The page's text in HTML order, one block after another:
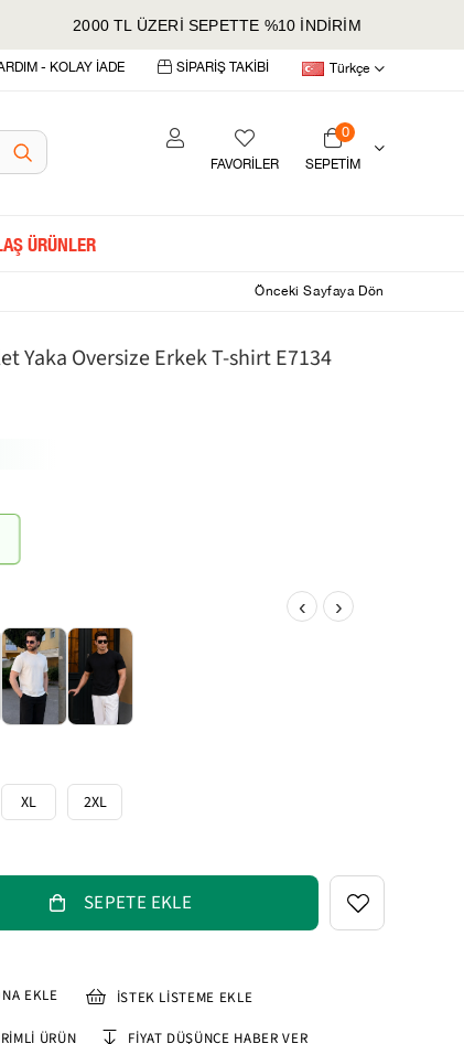
2000 TL ÜZERİ SEPETTE %10 İNDİRİM
- KOLAY İADE SİPARİŞ TAKİBİ Türkçe
SEPETIM
0
FAVORİLER
ÜRÜNLER
Önceki Sayfaya Dön
Yaka Oversize Erkek T-shirt E7134
‹ ›
XL 2XL
EKLE İSTEK LISTEME EKLE
ÜRÜN FIYAT DÜŞÜNCE HABER VER